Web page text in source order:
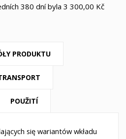
380 dní byla 3 300,00 Kč
PRODUKTU
POUŽITÍ
się wariantów wkładu